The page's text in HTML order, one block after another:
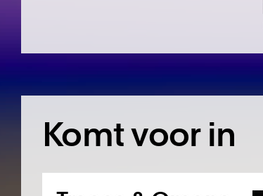
Komt voor in